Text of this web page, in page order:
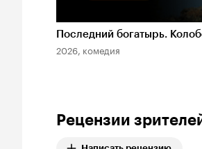
Последний богатырь.
2026, комедия
Рецензии